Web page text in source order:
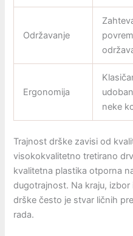
Održavanje
Ergonomija
neke
Trajnost drške zavisi od
visokokvalitetno tretirano
kvalitetna plastika otporna
dugotrajnost. Na kraju,
drške često je stvar ličnih
rada.